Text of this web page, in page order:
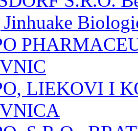
LIEKOVI I